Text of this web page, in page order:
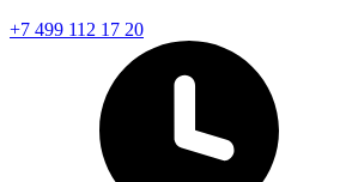
+7 499 112 17 20